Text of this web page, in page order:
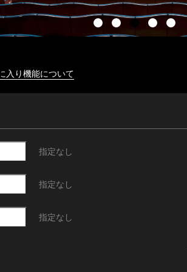
入り機能について
指定なし
指定なし
指定なし